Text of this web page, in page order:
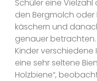
Schüler eine Vielzahl
den Bergmolch
käschern und
genauer
Kinder
eine sehr seltene
Holzbiene“,